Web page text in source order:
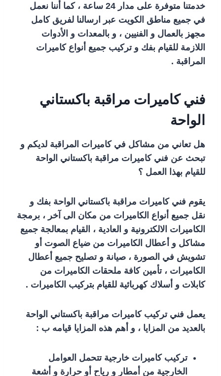
خدمتنا متوفرة على مدار 24 ساعة ، كما أننا نعمل
في جميع مناطق الكويت عبر ارسالنا لفريق كامل
مجهز بالعمال و الفنيين ، و بالمعدات و الأدوات
اللازمة للقيام بفك و تركيب جميع أنواع كاميرات
المراقبة .
فني كاميرات مراقبة باكستاني
الواحة
هل تعاني من مشاكل في كاميرات المراقبة لديكم و
تبحث عن فني كاميرات مراقبة باكستاني الواحة
للقيام بهذا العمل ؟
يقوم فني كاميرات مراقبة باكستاني الواحة بفك و
نقل جميع أنواع الكاميرات من مكان الى آخر ، برمجة
الكاميرات الالكترونية و العادية ، القيام بمعالجة جميع
مشاكل و أعطال الكاميرات من ضياع الصوت أو
تشويش في الصورة ، صيانة و تصليح جميع أعطال
الكاميرات ، تأمين كافة ملحقات الكاميرات من
كابلات و أسلاك كهربائية للقيام بتركيب الكاميرات .
يعمل فني تركيب كاميرات مراقبة باكستاني الواحة
بالعديد من المزايا ، و أهم هذه المزايا قيامه ب :
تركيب كاميرات خارجية تتحمل العوامل
الخارجية من أمطار و رياح أو حرارة و أشعة